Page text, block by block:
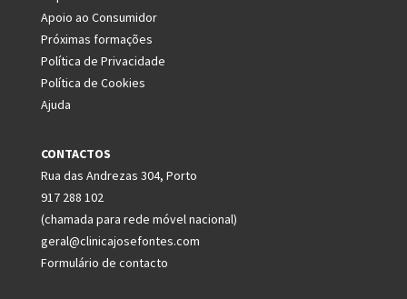
Apoio ao Consumidor
Próximas formações
Política de Privacidade
Política de Cookies
Ajuda
CONTACTOS
Rua das Andrezas 304, Porto
917 288 102
(chamada para rede móvel nacional)
geral@clinicajosefontes.com
Formulário de contacto